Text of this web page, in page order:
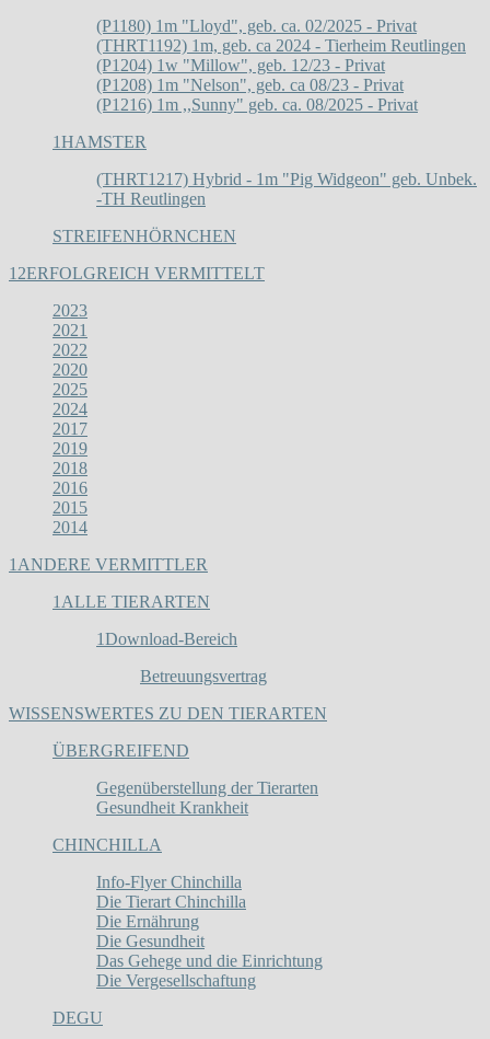
(P1180) 1m "Lloyd", geb. ca. 02/2025 - Privat
(THRT1192) 1m, geb. ca 2024 - Tierheim Reutlingen
(P1204) 1w "Millow", geb. 12/23 - Privat
(P1208) 1m "Nelson", geb. ca 08/23 - Privat
(P1216) 1m ,,Sunny" geb. ca. 08/2025 - Privat
1HAMSTER
(THRT1217) Hybrid - 1m "Pig Widgeon" geb. Unbek.
-TH Reutlingen
STREIFENHÖRNCHEN
12ERFOLGREICH VERMITTELT
2023
2021
2022
2020
2025
2024
2017
2019
2018
2016
2015
2014
1 ANDERE VERMITTLER
1 ALLE TIERARTEN
1Download-Bereich
Betreuungsvertrag
WISSENSWERTES ZU DEN TIERARTEN
ÜBERGREIFEND
Gegenüberstellung der Tierarten
Gesundheit Krankheit
CHINCHILLA
Info-Flyer Chinchilla
Die Tierart Chinchilla
Die Ernährung
Die Gesundheit
Das Gehege und die Einrichtung
Die Vergesellschaftung
DEGU